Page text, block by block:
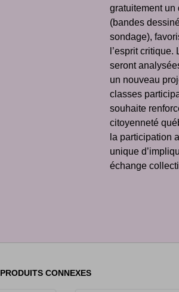
gratuitement un
(bandes
sondage),
l’esprit
seront
un nouveau
classes
souhaite
citoyenneté
la participation
unique
échange
PRODUITS CONNEXES